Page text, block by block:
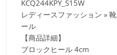
KCQ244KPY_S15W
レディースファッション »
ール
【商品詳細】
ブロックヒール 4cm